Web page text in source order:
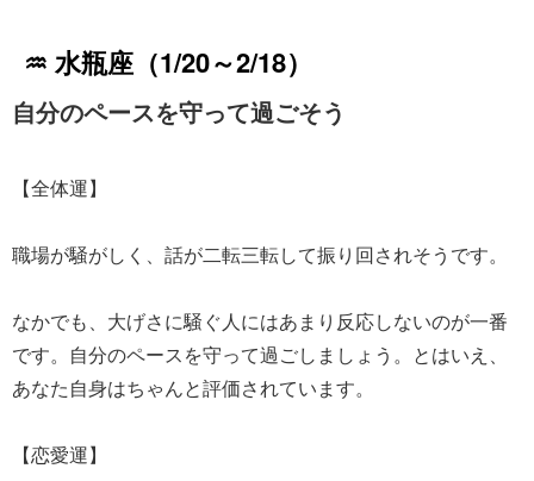
♒ 水瓶座（1/20～2/18）
自分のペースを守って過ごそう
【全体運】
職場が騒がしく、話が二転三転して振り回されそうです。
なかでも、大げさに騒ぐ人にはあまり反応しないのが一番
です。自分のペースを守って過ごしましょう。とはいえ、
あなた自身はちゃんと評価されています。
【恋愛運】